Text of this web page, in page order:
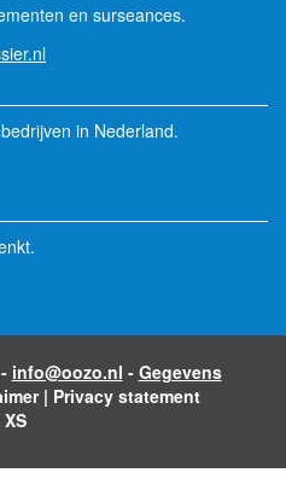
en surseances.
in Nederland.
info@oozo.nl - Gegevens
| Privacy statement
XS